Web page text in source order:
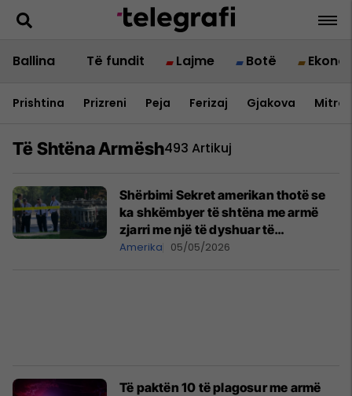
Ballina Të fundit Lajme Botë
Prishtina Prizreni Peja Ferizaj Gjakova
Të Shtëna Armësh493 Artikuj
Shërbimi Sekret amerikan thotë se
ka shkëmbyer të shtëna me armë
zjarri me një të dyshuar të
armatosur pranë Shtëpisë së Bardhë
Amerika 05/05/2026
Të paktën 10 të plagosur me armë